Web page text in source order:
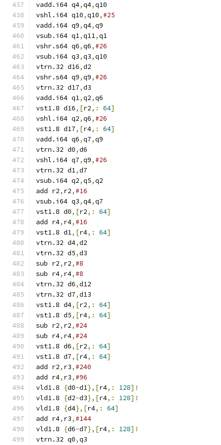
vadd.i64 q4,q4,q10
vshl.i64 q10,q10, #25
vadd.i64 q9,q4,q9
vsub.i64 q1,q11,q1
vshr.s64 q6,q6, #26
vsub.i64 q3,q3,q10
vtrn.32 d16,d2
vshr.s64 q9,q9, #26
vtrn.32 d17,d3
vadd.i64 q1,q2,q6
vst1.8 d16,[r2,: 64]
vshl.i64 q2,q6, #26
vst1.8 d17,[r4,: 64]
vadd.i64 q6,q7,q9
vtrn.32 d0,d6
vshl.i64 q7,q9, #26
vtrn.32 d1,d7
vsub.i64 q2,q5,q2
add r2, r2, #16
vsub.i64 q3,q4,q7
vst1.8 d0,[r2,: 64]
add r4, r4, #16
vst1.8 d1,[r4,: 64]
vtrn.32 d4,d2
vtrn.32 d5,d3
sub r2, r2, #8
sub r4, r4, #8
vtrn.32 d6,d12
vtrn.32 d7,d13
vst1.8 d4,[r2,: 64]
vst1.8 d5,[r4,: 64]
sub r2, r2, #24
sub r4, r4, #24
vst1.8 d6,[r2,: 64]
vst1.8 d7,[r4,: 64]
add r2, r3, #240
add r4, r3, #96
vld1.8
{d0-d1},[r4,: 128]!
vld1.8
{d2-d3},[r4,: 128]!
vld1.8
{d4},[r4,: 64]
add r4, r3, #144
vld1.8
{d6-d7},[r4,: 128]!
vtrn.32 q0,q3